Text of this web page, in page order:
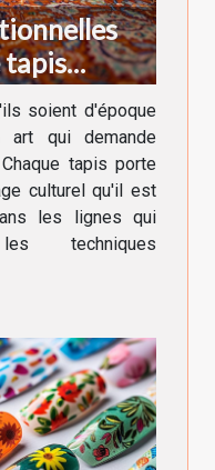
tapis
soient d'époque
art qui demande
tapis porte
culturel qu'il est
les lignes qui
techniques